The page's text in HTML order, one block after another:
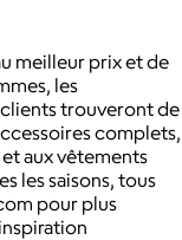
meilleur prix et de
les
clients trouveront de
complets,
aux vêtements
les saisons, tous
pour plus